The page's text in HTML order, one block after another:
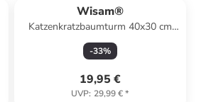
Wisam®
Katzenkratzbaumturm 40x30 cm
Kratzbaum
-33%
19,95 €
UVP: 29,99 €*